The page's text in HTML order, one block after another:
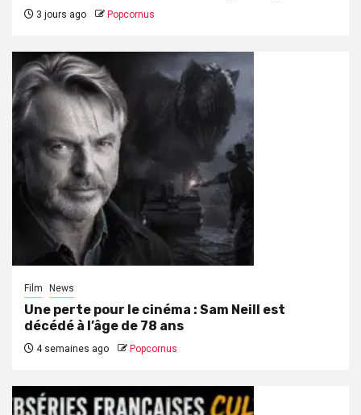
3 jours ago Popcornus
Film News
Une perte pour le cinéma : Sam Neill est
décédé à l’âge de 78 ans
4 semaines ago Popcornus